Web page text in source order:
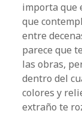
importa que
que
entre
parece que
las obras,
dentro del
colores y
extraño te